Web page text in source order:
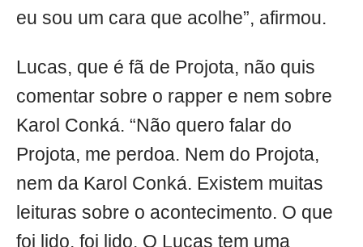
eu sou um cara que acolhe”, afirmou.
Lucas, que é fã de Projota, não quis
comentar sobre o rapper e nem sobre
Karol Conká. “Não quero falar do
Projota, me perdoa. Nem do Projota,
nem da Karol Conká. Existem muitas
leituras sobre o acontecimento. O que
foi lido, foi lido. O Lucas tem uma